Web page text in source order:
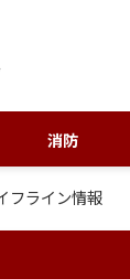
消防
フライン情報